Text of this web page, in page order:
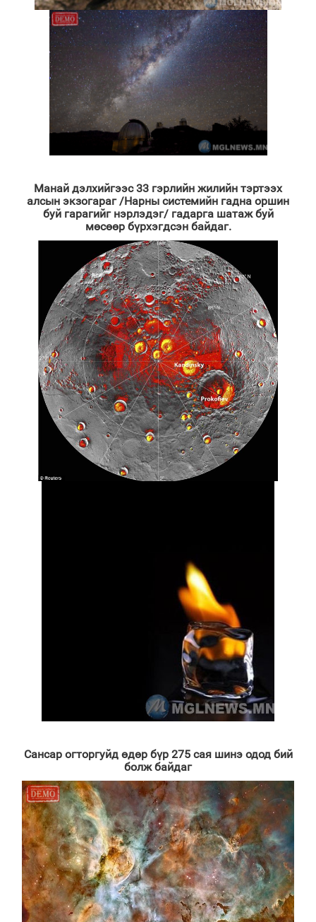
Манай дэлхийгээс 33 гэрлийн жилийн тэртээх
алсын экзогараг /Нарны системийн гадна оршин
буй гарагийг нэрлэдэг/ гадарга шатаж буй
мөсөөр бүрхэгдсэн байдаг.
Сансар огторгуйд өдөр бүр 275 сая шинэ одод бий
болж байдаг